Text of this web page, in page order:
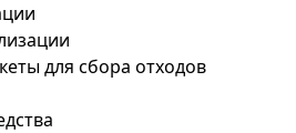
для сбора отходов